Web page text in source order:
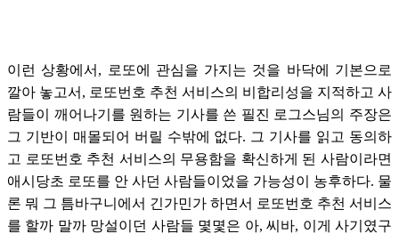
이런 상황에서, 로또에 관심을 가지는 것을 바닥에 기본으로
깔아 놓고서, 로또번호 추천 서비스의 비합리성을 지적하고 사
람들이 깨어나기를 원하는 기사를 쓴 필진 로그스님의 주장은
그 기반이 매몰되어 버릴 수밖에 없다. 그 기사를 읽고 동의하
고 로또번호 추천 서비스의 무용함을 확신하게 된 사람이라면
애시당초 로또를 안 사던 사람들이었을 가능성이 농후하다. 물
론 뭐 그 틈바구니에서 긴가민가 하면서 로또번호 추천 서비스
를 할까 말까 망설이던 사람들 몇몇은 아, 씨바, 이게 사기였구